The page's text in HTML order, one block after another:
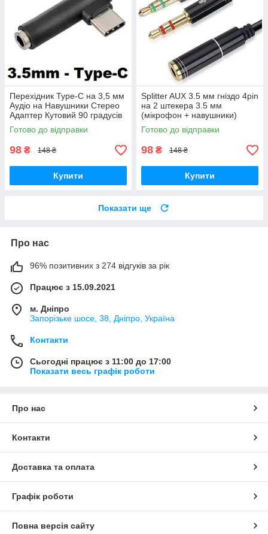
Перехідник Type-C на 3,5 мм
Аудіо на Навушники Стерео
Адаптер Кутовий 90 градусів
Готово до відправки
98 ₴ 148 ₴
Купити
Splitter AUX 3.5 мм гніздо 4pin
на 2 штекера 3.5 мм
(мікрофон + навушники)
Перехідник Аудіо Адаптер
Розгалужувач
Готово до відправки
98 ₴ 148 ₴
Купити
Показати ще
Про нас
96% позитивних з 274 відгуків за рік
Працює з 15.09.2021
м. Дніпро
Запорізьке шосе, 38, Дніпро, Україна
Контакти
Сьогодні працює з 11:00 до 17:00
Показати весь графік роботи
Про нас
Контакти
Доставка та оплата
Графік роботи
Повна версія сайту